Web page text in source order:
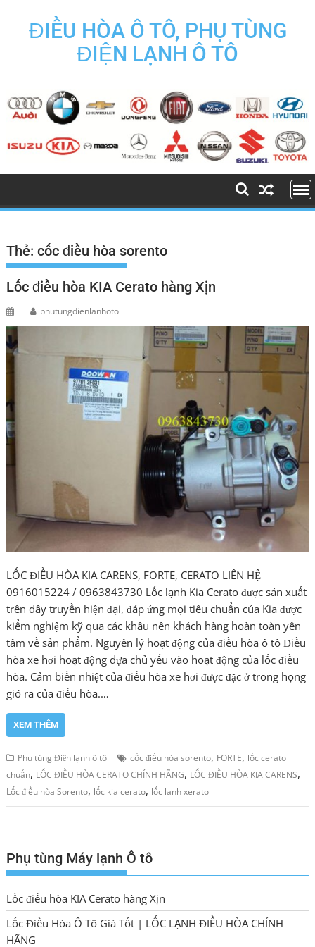
contentĐIỀU HÒA Ô TÔ, PHỤ TÙNG
ĐIỆN LẠNH Ô TÔ
Thẻ:cốc điều hòa sorento
Lốc điều hòa KIA Cerato hàng Xịn
phutungdienlanhoto
LỐC ĐIỀU HÒA KIA CARENS, FORTE, CERATO LIÊN HỆ
0916015224 / 0963843730 Lốc lạnh Kia Cerato được sản xuất
trên dây truyền hiện đại, đáp ứng mọi tiêu chuẩn của Kia được
kiểm nghiệm kỹ qua các khâu nên khách hàng hoàn toàn yên
tâm về sản phẩm. Nguyên lý hoạt động của điều hòa ô tô Điều
hòa xe hơi hoạt động dựa chủ yếu vào hoạt động của lốc điều
hòa. Cảm biến nhiệt của điều hòa xe hơi được đặc ở trong họng
gió ra của điều hòa.…
XEM THÊM
Phụ tùng Điện lạnh ô tô cốc điều hòa sorento, FORTE, lốc cerato
chuẩn, LỐC ĐIỀU HÒA CERATO CHÍNH HÃNG, LỐC ĐIỀU HÒA KIA CARENS,
Lốc điều hòa Sorento, lốc kia cerato, lốc lạnh xerato
Phụ tùng Máy lạnh Ô tô
Lốc điều hòa KIA Cerato hàng Xịn
Lốc Điều Hòa Ô Tô Giá Tốt | LỐC LẠNH ĐIỀU HÒA CHÍNH
HÃNG